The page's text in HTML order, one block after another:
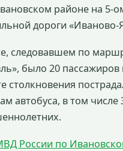
районе на 5-
дороги «Иваново-
следовавшем по
было 20 пассажиров
столкновения
автобуса, в том числе
России по